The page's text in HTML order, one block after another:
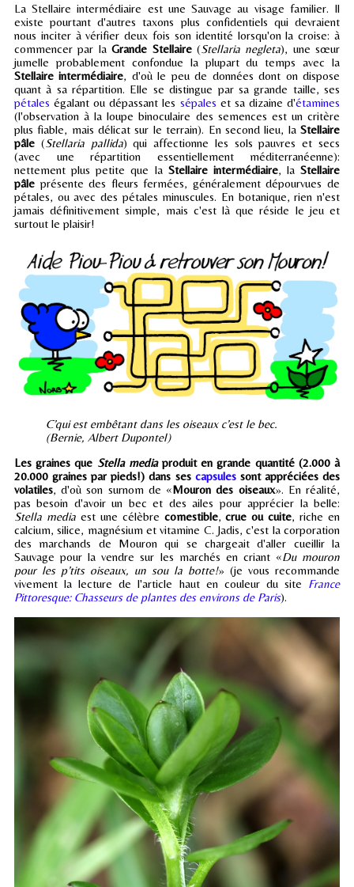
La Stellaire intermédiaire est une Sauvage au visage familier. Il
existe pourtant d'autres taxons plus confidentiels qui devraient
nous inciter à vérifier deux fois son identité lorsqu'on la croise: à
commencer par laGrande Stellaire(Stellaria negleta), une sœur
jumelle probablement confondue la plupart du temps avec la
Stellaire intermédiaire, d'où le peu de données dont on dispose
quant à sa répartition. Elle se distingue par sa grande taille, ses
pétales égalant ou dépassant les sépales et sa dizaine d'étamines
(l'observation à la loupe binoculaire des semences est un critère
plus fiable, mais délicat sur le terrain). En second lieu, la Stellaire
pâle (Stellaria pallida) qui affectionne les sols pauvres et secs
(avec une répartition essentiellement méditerranéenne):
nettement plus petite que la Stellaire intermédiaire, la Stellaire
pâle présente des fleurs fermées, généralement dépourvues de
pétales, ou avec des pétales minuscules. En botanique, rien n'est
jamais définitivement simple, mais c'est là que réside le jeu et
surtout le plaisir!
C’qui est embêtant dans les oiseaux c’est le bec.
(Bernie, Albert Dupontel)
Les graines que Stella mediaproduit en grande quantité (2.000 à
20.000 graines par pieds!) dans ses capsulessont appréciées des
volatiles, d'où son surnom de «Mouron des oiseaux». En réalité,
pas besoin d'avoir un bec et des ailes pour apprécier la belle:
Stella mediaest une célèbre comestible,crue ou cuite, riche en
calcium, silice, magnésium et vitamine C. Jadis, c'est la corporation
des marchands de Mouron qui se chargeait d'aller cueillir la
Sauvage pour la vendre sur les marchés en criant «Du mouron
pour les p’tits oiseaux, un sou la botte!» (je vous recommande
vivement la lecture de l'article haut en couleur du site France
Pittoresque: Chasseurs de plantes des environs de Paris).